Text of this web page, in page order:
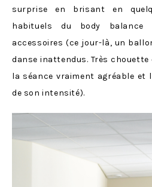
surprise en brisant en
habituels du body
accessoires (ce jour-là, un
danse inattendus. Très
la séance vraiment agréable et
de son intensité).